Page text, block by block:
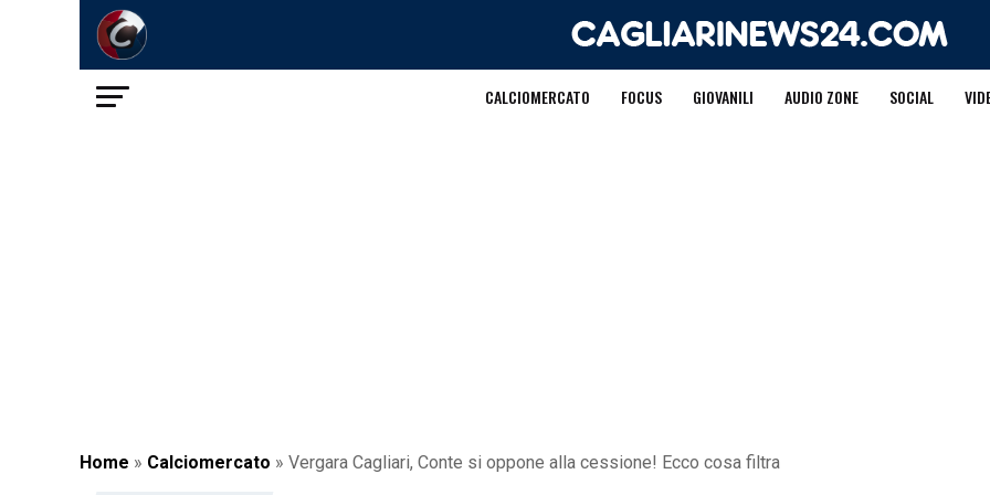
CALCIOMERCATO FOCUS GIOVANILI AUDIO ZONE SOCIAL
Home » Calciomercato » Vergara Cagliari, Conte si oppone alla cessione! Ecco cosa filtra